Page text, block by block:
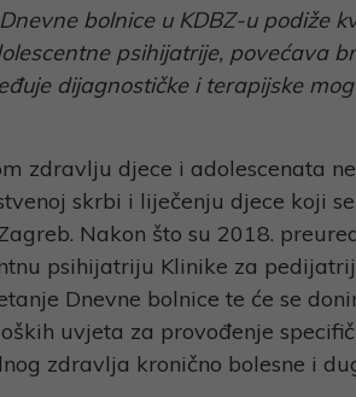
bolnice u KDBZ-u podiže
psihijatrije, povećava
dijagnostičke i terapijske
zdravlju djece i adolescenata
skrbi i liječenju djece koji
Nakon što su 2018.
psihijatriju Klinike za
Dnevne bolnice te će se
uvjeta za provođenje
zdravlja kronično bolesne i